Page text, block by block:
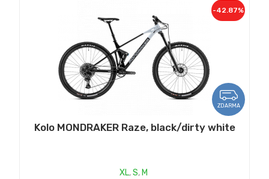
ZDARMA
-42.87%
Kolo MONDRAKER Raze, black/dirty white
XL,S,M